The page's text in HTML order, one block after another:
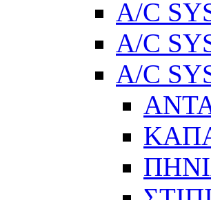
A/C
A/C
A/C